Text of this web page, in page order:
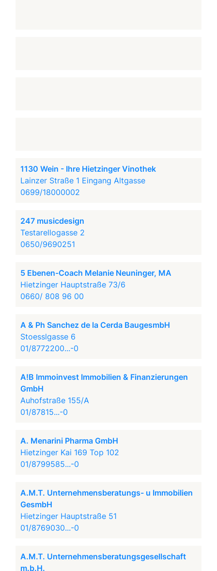
1130 Wein - Ihre Hietzinger Vinothek
Lainzer Straße 1 Eingang Altgasse
0699/18000002
247 musicdesign
Testarellogasse 2
0650/9690251
5 Ebenen-Coach Melanie Neuninger, MA
Hietzinger Hauptstraße 73/6
0660/ 808 96 00
A & Ph Sanchez de la Cerda BaugesmbH
Stoesslgasse 6
01/8772200...-0
A!B Immoinvest Immobilien & Finanzierungen
GmbH
Auhofstraße 155/A
01/87815...-0
A. Menarini Pharma GmbH
Hietzinger Kai 169 Top 102
01/8799585...-0
A.M.T. Unternehmensberatungs- u Immobilien
GesmbH
Hietzinger Hauptstraße 51
01/8769030...-0
A.M.T. Unternehmensberatungsgesellschaft
m.b.H.